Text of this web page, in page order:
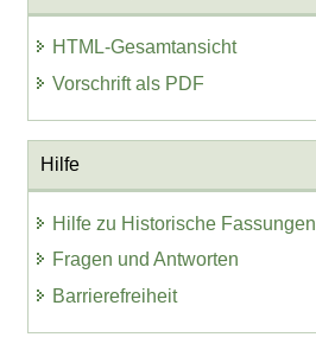
HTML-Gesamtansicht
Vorschrift als PDF
Hilfe
Hilfe zu Historische Fassungen
Fragen und Antworten
Barrierefreiheit